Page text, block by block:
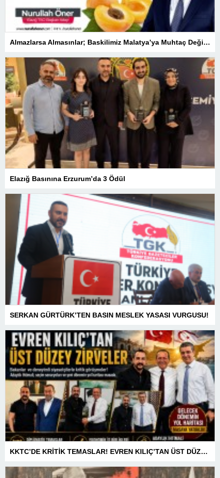
Almazlarsa Almasınlar; Baskilimiz Malatya’ya Muhtaç Değildir
Elazığ Basınına Erzurum’da 3 Ödül
SERKAN GÜRTÜRK’TEN BASIN MESLEK YASASI VURGUSU!
KKTC’DE KRİTİK TEMASLAR! EVREN KILIÇ’TAN ÜST DÜZEY ZİRVELER